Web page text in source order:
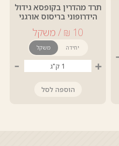
תרד מהדרין בקופסא גידול
הידרופוני בריסוס אורגני
משקל יחידה
+
-
הוספה לסל